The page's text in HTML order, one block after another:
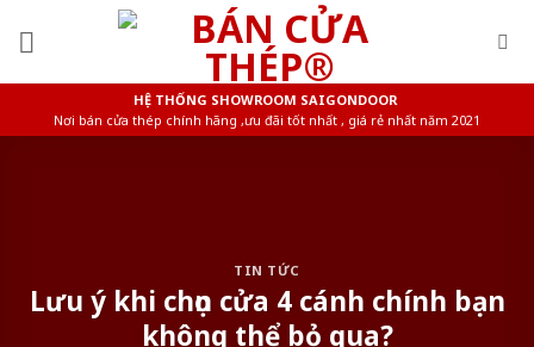
HỆ THỐNG SHOWROOM SAIGONDOOR
Nơi bán cửa thép chính hãng ,ưu đãi tốt nhất , giá rẻ nhất năm 2021
TIN TỨC
Lưu ý khi chọn cửa 4 cánh chính bạn
không thể bỏ qua?